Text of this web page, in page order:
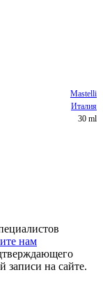
Mastelli
Италия
30 ml
нам
записи на сайте.